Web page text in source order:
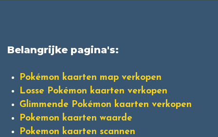
Belangrijke pagina's:
Pokémon kaarten map verkopen
Losse Pokémon kaarten verkopen
Glimmende Pokémon kaarten verkopen
Pokemon kaarten waarde
Pokemon kaarten scannen